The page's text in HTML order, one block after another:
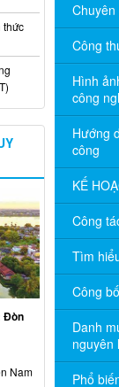
Chuyên
Công
Hình
công
Hướng
công
KẾ
Công
Tìm
Công
Danh
nguyên
Phổ
thức
Đòn
Nam